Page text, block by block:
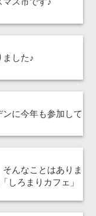
した♪
に今年も参加して
んなことはありま
しろまりカフェ」